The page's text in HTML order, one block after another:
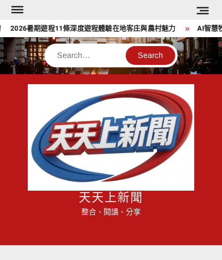
Skip
content暑期遊程11條深度遊程體驗在地客庄與農村魅力 AI智慧牧
Search
天天上新聞
整合、閱讀、分享